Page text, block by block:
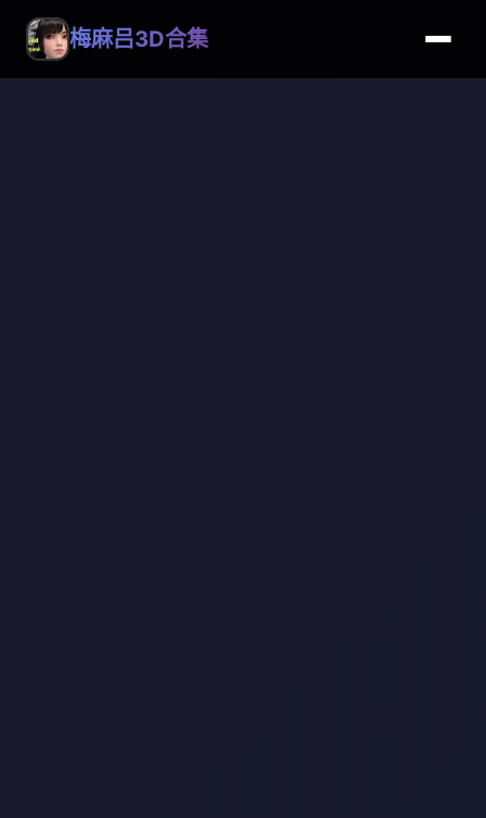
梅麻吕3D合集